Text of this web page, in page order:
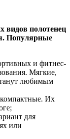
видов полотенец
Популярные
и фитнес-
Мягкие,
любимым
Их
для
или